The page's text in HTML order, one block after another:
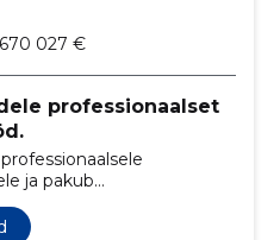
670 027 €
professionaalset
ja pakub
remonditeenuseid. Meie
kauniks ja